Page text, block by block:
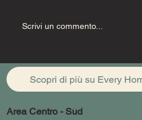
Scrivi un commento...
Scopri di più su Every
Area Centro - Sud